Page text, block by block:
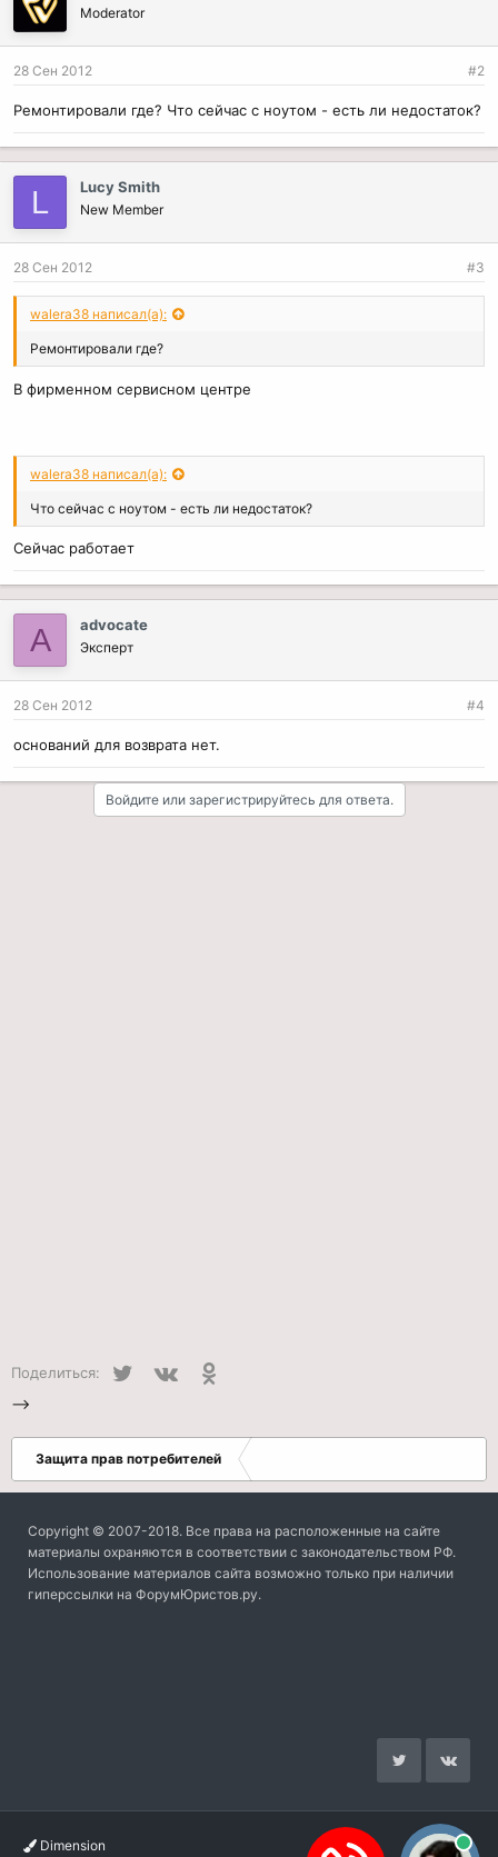
Moderator
28 Сен 2012 #2
Ремонтировали где? Что сейчас с ноутом - есть ли недостаток?
L Lucy Smith
New Member
28 Сен 2012 #3
walera38 написал(а):
Ремонтировали где?
В фирменном сервисном центре
walera38 написал(а):
Что сейчас с ноутом - есть ли недостаток?
Сейчас работает
A advocate
Эксперт
28 Сен 2012 #4
оснований для возврата нет.
Войдите или зарегистрируйтесь для ответа.
Поделиться: Twitter
-->
Защита прав потребителей
Copyright © 2007-2018. Все права на расположенные на сайте
материалы охраняются в соответствии с законодательством РФ.
Использование материалов сайта возможно только при наличии
гиперссылки на ФорумЮристов.ру.
Dimension